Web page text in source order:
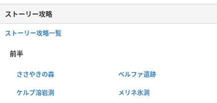
ストーリー攻略
ストーリー攻略一覧
前半
ささやきの森 ベルファ遺跡
ケルブ溶岩洞 メリネ氷洞